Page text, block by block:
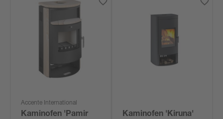
Accente International
Kaminofen 'Pamir
Kaminofen 'Kiruna'